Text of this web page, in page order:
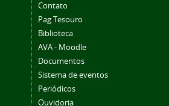
Contato
Pag Tesouro
Biblioteca
AVA - Moodle
Documentos
Sistema de eventos
Periódicos
Ouvidoria